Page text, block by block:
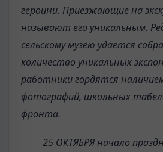
героини. Приезжающие на
называют его уникальным.
сельскому музею удается
количество уникальных
работники гордятся
фотографий, школьных
фронта.
25 ОКТЯБРЯ начало